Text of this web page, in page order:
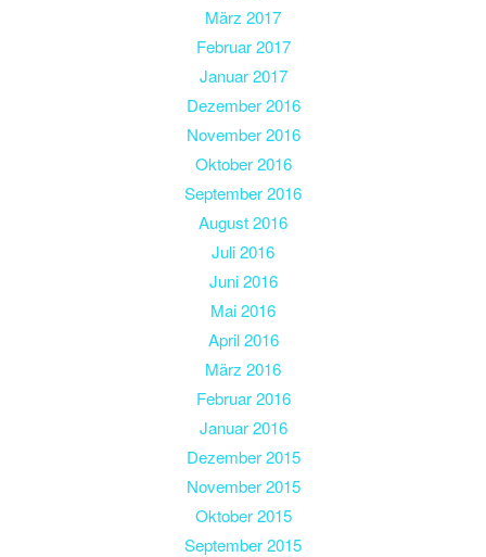
März 2017
Februar 2017
Januar 2017
Dezember 2016
November 2016
Oktober 2016
September 2016
August 2016
Juli 2016
Juni 2016
Mai 2016
April 2016
März 2016
Februar 2016
Januar 2016
Dezember 2015
November 2015
Oktober 2015
September 2015